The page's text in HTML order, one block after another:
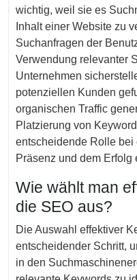
wichtig, weil sie es
Inhalt einer Website zu
Suchanfragen der
Verwendung relevanter
Unternehmen
potenziellen Kunden
organischen Traffic
Platzierung von
entscheidende Rolle bei
Präsenz und dem Erfolg
Wie wählt man
die SEO aus?
Die Auswahl effektiver
entscheidender Schritt,
in den